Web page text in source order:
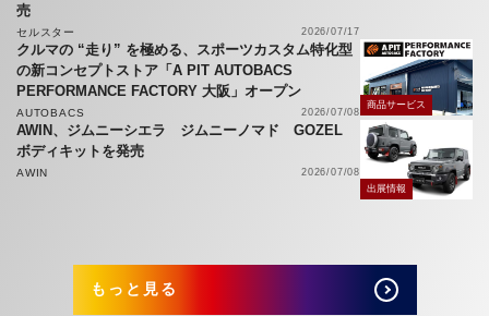
売
セルスター 2026/07/17
クルマの “走り” を極める、スポーツカスタム特化型
の新コンセプトストア「A PIT AUTOBACS
PERFORMANCE FACTORY 大阪」オープン
AUTOBACS 2026/07/08
商品サービス
AWIN、ジムニーシエラ ジムニーノマド GOZEL
ボディキットを発売
AWIN
2026/07/08
出展情報
もっと見る